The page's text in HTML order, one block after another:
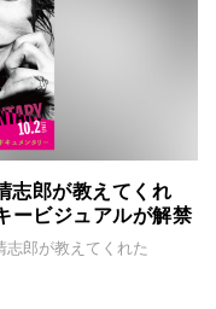
郎が教えてくれ
ービジュアルが解禁
郎が教えてくれた